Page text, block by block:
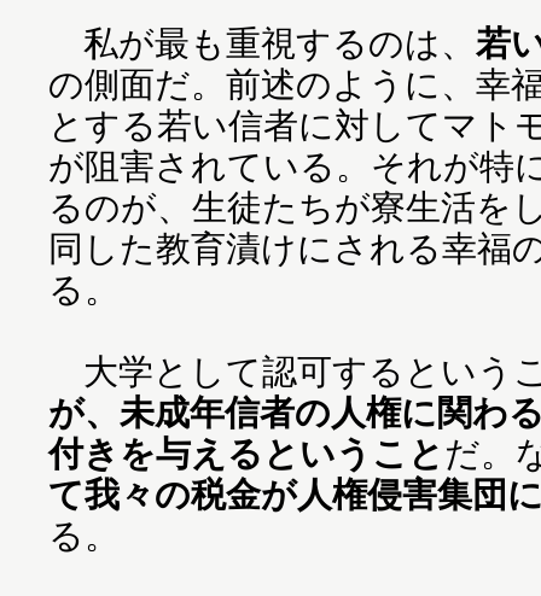
私が最も重視するのは、 若
の側面だ。前述のように、幸
とする若い信者に対してマト
が阻害されている。それが特
るのが、生徒たちが寮生活を
同した教育漬けにされる幸福
る。
大学として認可するという
が、未成年信者の人権に関わ
付きを与えるということ だ。
て我々の税金が人権侵害集団
る。